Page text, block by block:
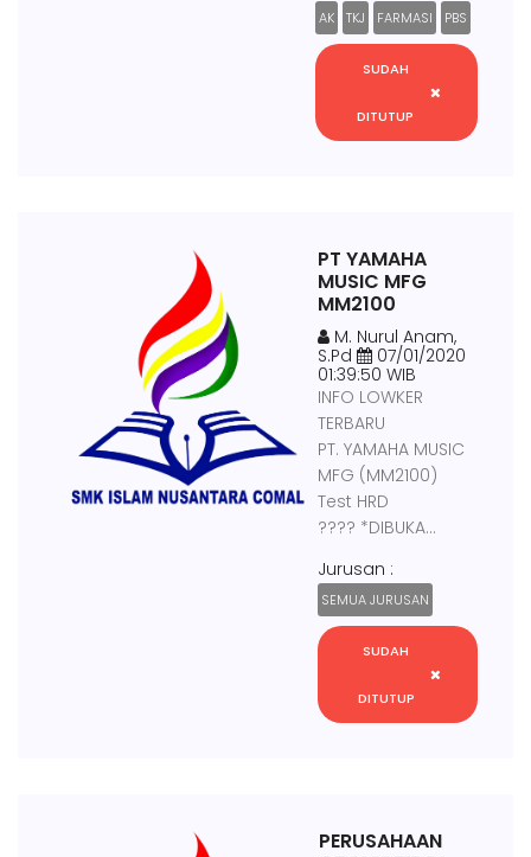
AK TKJ FARMASI PBS
SUDAH
DITUTUP
PT YAMAHA
MUSIC MFG
MM2100
M. Nurul Anam,
S.Pd
07/01/2020
01:39:50 WIB
INFO LOWKER
TERBARU
PT. YAMAHA MUSIC
MFG (MM2100)
Test HRD
???? *DIBUKA...
Jurusan :
SEMUA JURUSAN
SUDAH
DITUTUP
PERUSAHAAN